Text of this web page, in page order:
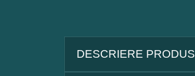
DESCRIERE PRODUS